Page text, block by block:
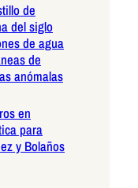
de
del siglo
de agua
de
anómalas
en
para
y Bolaños